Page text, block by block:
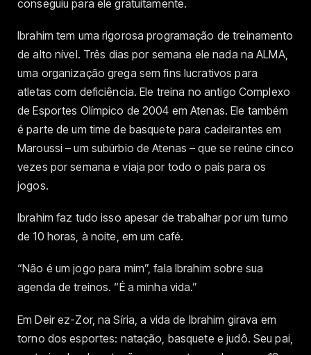
conseguiu para ele gratuitamente.
Ibrahim tem uma rigorosa programação de treinamento
de alto nível. Três dias por semana ele nada na ALMA,
uma organização grega sem fins lucrativos para
atletas com deficiência. Ele treina no antigo Complexo
de Esportes Olímpico de 2004 em Atenas. Ele também
é parte de um time de basquete para cadeirantes em
Maroussi – um subúrbio de Atenas – que se reúne cinco
vezes por semana e viaja por todo o país para os
jogos.
Ibrahim faz tudo isso apesar de trabalhar por um turno
de 10 horas, à noite, em um café.
“Não é um jogo para mim”, fala Ibrahim sobre sua
agenda de treinos. “É a minha vida.”
Em Deir ez-Zor, na Síria, a vida de Ibrahim girava em
torno dos esportes: natação, basquete e judô. Seu pai,